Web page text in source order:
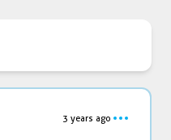
3 years ago